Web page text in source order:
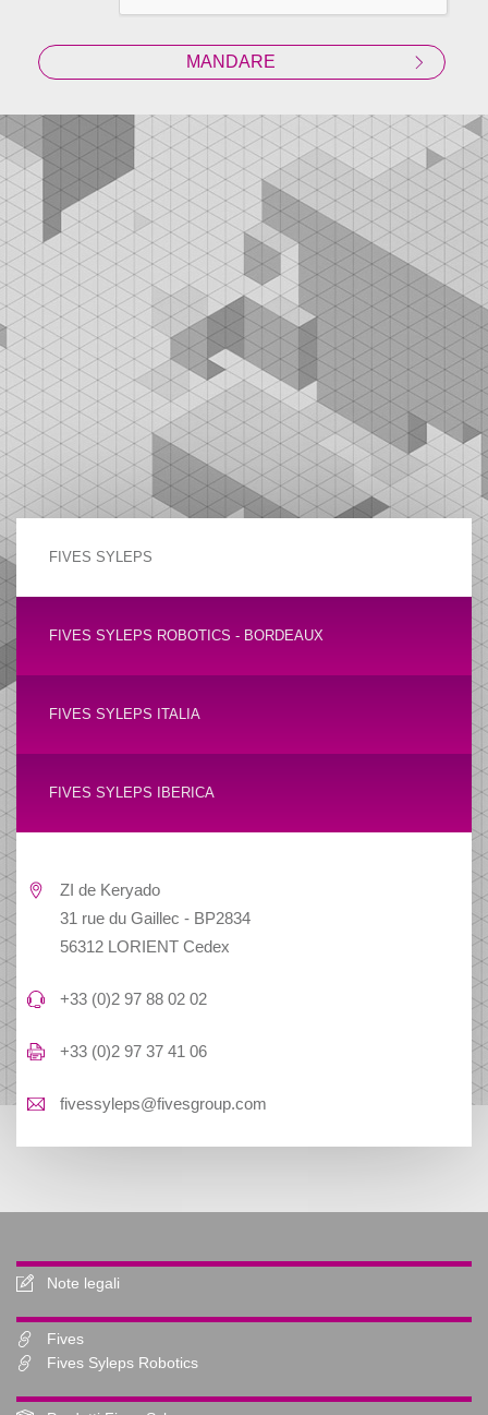
FIVES SYLEPS
FIVES SYLEPS ROBOTICS - BORDEAUX
FIVES SYLEPS ITALIA
FIVES SYLEPS IBERICA
ZI de Keryado
31 rue du Gaillec - BP2834
56312 LORIENT Cedex
+33 (0)2 97 88 02 02
+33 (0)2 97 37 41 06
fivessyleps@fivesgroup.com
Note legali
Fives
Fives Syleps Robotics